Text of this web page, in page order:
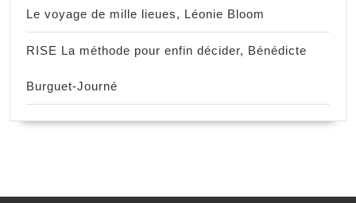
Le voyage de mille lieues, Léonie Bloom
RISE La méthode pour enfin décider, Bénédicte
Burguet-Journé